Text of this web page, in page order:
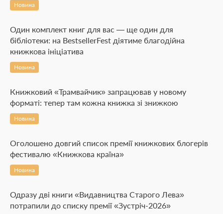
Новина
Один комплект книг для вас — ще один для
бібліотеки: на BestsellerFest діятиме благодійна
книжкова ініціатива
Новина
Книжковий «Трамвайчик» запрацював у новому
форматі: тепер там кожна книжка зі знижкою
Новина
Оголошено довгий список премії книжкових блогерів
фестивалю «Книжкова країна»
Новина
Одразу дві книги «Видавництва Старого Лева»
потрапили до списку премії «Зустріч-2026»